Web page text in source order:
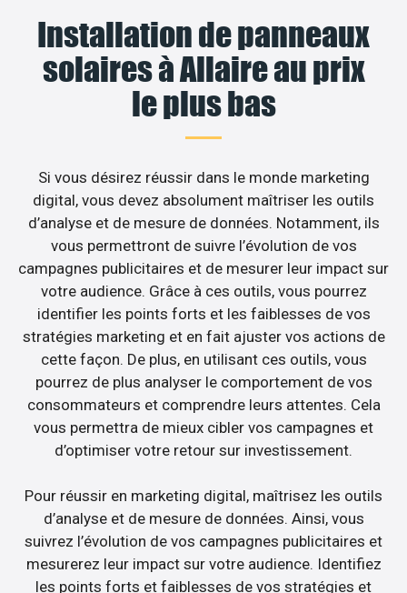
Installation de panneaux
solaires à Allaire au prix
le plus bas
Si vous désirez réussir dans le monde marketing
digital, vous devez absolument maîtriser les outils
d’analyse et de mesure de données. Notamment, ils
vous permettront de suivre l’évolution de vos
campagnes publicitaires et de mesurer leur impact sur
votre audience. Grâce à ces outils, vous pourrez
identifier les points forts et les faiblesses de vos
stratégies marketing et en fait ajuster vos actions de
cette façon. De plus, en utilisant ces outils, vous
pourrez de plus analyser le comportement de vos
consommateurs et comprendre leurs attentes. Cela
vous permettra de mieux cibler vos campagnes et
d’optimiser votre retour sur investissement.
Pour réussir en marketing digital, maîtrisez les outils
d’analyse et de mesure de données. Ainsi, vous
suivrez l’évolution de vos campagnes publicitaires et
mesurerez leur impact sur votre audience. Identifiez
les points forts et faiblesses de vos stratégies et